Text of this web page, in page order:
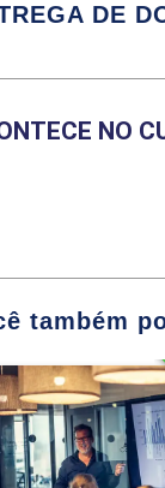
DE
NO
também